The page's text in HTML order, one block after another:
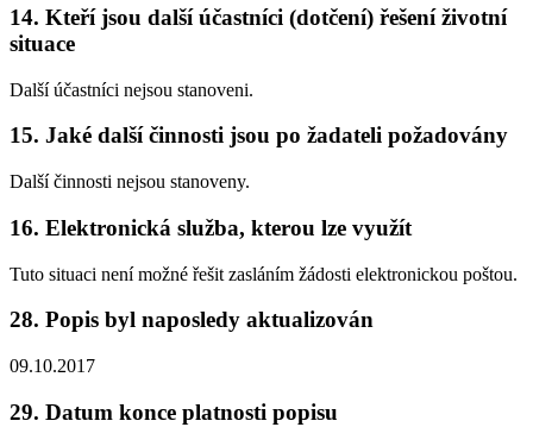
14. Kteří jsou další účastníci (dotčení) řešení životní
situace
Další účastníci nejsou stanoveni.
15. Jaké další činnosti jsou po žadateli požadovány
Další činnosti nejsou stanoveny.
16. Elektronická služba, kterou lze využít
Tuto situaci není možné řešit zasláním žádosti elektronickou poštou.
28. Popis byl naposledy aktualizován
09.10.2017
29. Datum konce platnosti popisu